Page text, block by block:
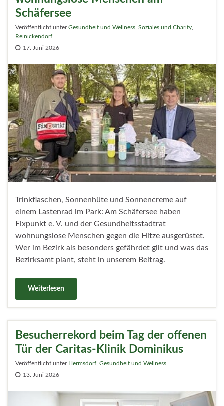
Schäfersee
Veröffentlicht unterGesundheit und Wellness Soziales und Charity
Reinickendorf
17. Juni 2026
Trinkflaschen, Sonnenhüte und Sonnencreme auf
einem Lastenrad im Park: Am Schäfersee haben
Fixpunkt e. V. und der Gesundheitsstadtrat
wohnungslose Menschen gegen die Hitze ausgerüstet.
Wer im Bezirk als besonders gefährdet gilt und was das
Bezirksamt plant, steht in unserem Beitrag.
Weiterlesen
Besucherrekord beim Tag der offenen
Tür der Caritas-Klinik Dominikus
Veröffentlicht unter Hermsdorf Gesundheit und Wellness
13. Juni 2026